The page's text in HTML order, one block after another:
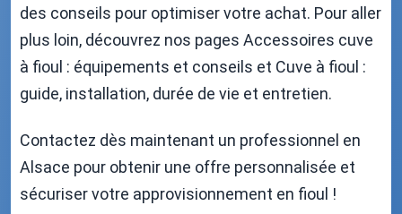
des conseils pour optimiser votre achat. Pour aller
plus loin, découvrez nos pages Accessoires cuve
à fioul : équipements et conseils et Cuve à fioul :
guide, installation, durée de vie et entretien.
Contactez dès maintenant un professionnel en
Alsace pour obtenir une offre personnalisée et
sécuriser votre approvisionnement en fioul !